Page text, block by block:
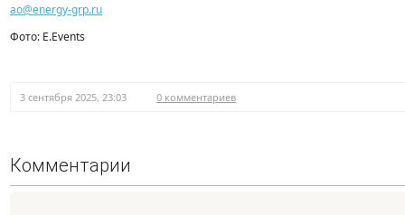
ao@energy-grp.ru
Фото: E.Events
3 сентября 2025, 23:03 0 комментариев
Комментарии